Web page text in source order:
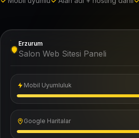
Erzurum
Salon Web Sitesi Paneli
Mobil Uyumluluk
Google Haritalar